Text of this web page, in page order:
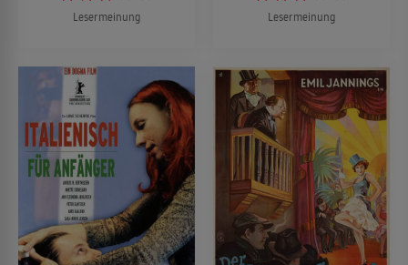
Lesermeinung Lesermeinung